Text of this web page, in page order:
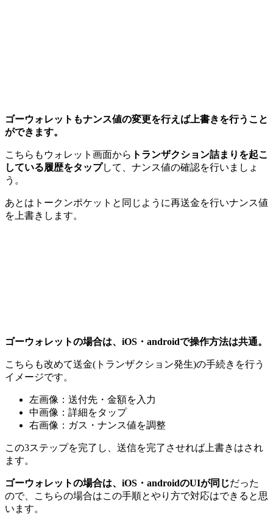
ゴーウォレットもナンス値の変更を行えば上書きを行うこと
ができます。
こちらもウォレット画面から トランザクション詰まりを起こ
している履歴をタップして、ナンス値の確認を行いましょ
う。
あとはトークンポケットと同じように再送金を行いナンス値
を上書きします。
ゴーウォレットの場合は、iOS・androidで操作方法は共通。
こちらも改めて送金(トランザクション発生)の手続きを行う
イメージです。
左画像：送付先・金額を入力
中画像：詳細をタップ
右画像：ガス・ナンス値を調整
この3ステップを完了し、送信を完了させれば上書きはされ
ます。
ゴーウォレットの場合は、iOS・androidのUIが同じだった
ので、こちらの場合はこの手順とやり方で対応はできると思
います。